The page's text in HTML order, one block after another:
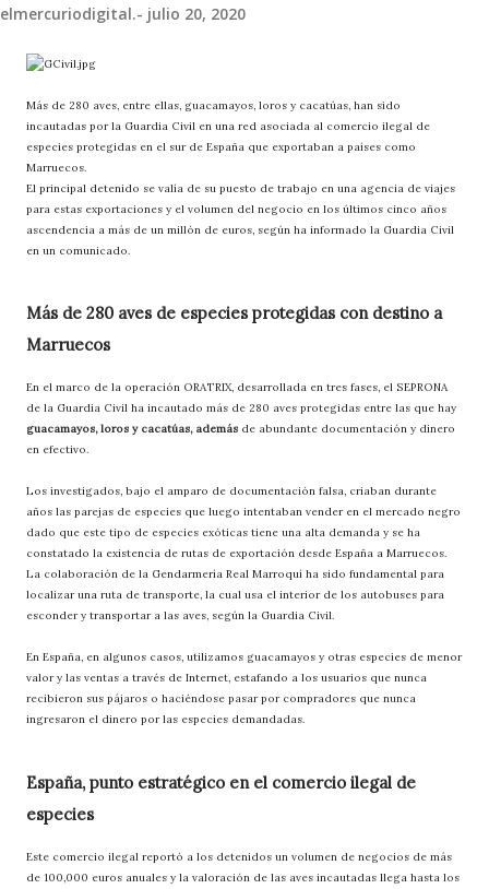
elmercuriodigital.- julio 20, 2020
Más de 280 aves, entre ellas, guacamayos, loros y cacatúas, han sido
incautadas por la Guardia Civil en una red asociada al comercio ilegal de
especies protegidas en el sur de España que exportaban a países como
Marruecos.
El principal detenido se valía de su puesto de trabajo en una agencia de viajes
para estas exportaciones y el volumen del negocio en los últimos cinco años
ascendencia a más de un millón de euros, según ha informado la Guardia Civil
en un comunicado.
Más de 280 aves de especies protegidas con destino a
Marruecos
En el marco de la operación ORATRIX, desarrollada en tres fases, el SEPRONA
de la Guardia Civil ha incautado más de 280 aves protegidas entre las que hay
guacamayos, loros y cacatúas, además de abundante documentación y dinero
en efectivo.
Los investigados, bajo el amparo de documentación falsa, criaban durante
años las parejas de especies que luego intentaban vender en el mercado negro
dado que este tipo de especies exóticas tiene una alta demanda y se ha
constatado la existencia de rutas de exportación desde España a Marruecos.
La colaboración de la Gendarmería Real Marroquí ha sido fundamental para
localizar una ruta de transporte, la cual usa el interior de los autobuses para
esconder y transportar a las aves, según la Guardia Civil.
En España, en algunos casos, utilizamos guacamayos y otras especies de menor
valor y las ventas a través de Internet, estafando a los usuarios que nunca
recibieron sus pájaros o haciéndose pasar por compradores que nunca
ingresaron el dinero por las especies demandadas.
España, punto estratégico en el comercio ilegal de
especies
Este comercio ilegal reportó a los detenidos un volumen de negocios de más
de 100,000 euros anuales y la valoración de las aves incautadas llega hasta los